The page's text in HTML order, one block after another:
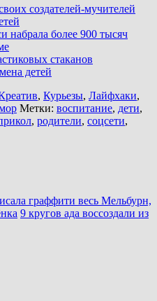
создателей-мучителей
более 900 тысяч
стаканов
детей
, Курьезы, Лайфхаки,
Метки: воспитание, дети,
, родители, соцсети,
граффити весь Мельбурн,
9 кругов ада воссоздали из